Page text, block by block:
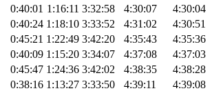
0:40:01 1:16:11 3:32:58 4:30:07 4:30:04
0:40:24 1:18:10 3:33:52 4:31:02 4:30:51
0:45:21 1:22:49 3:42:20 4:35:43 4:35:36
0:40:09 1:15:20 3:34:07 4:37:08 4:37:03
0:45:47 1:24:36 3:42:02 4:38:35 4:38:28
0:38:16 1:13:27 3:33:50 4:39:11 4:39:08